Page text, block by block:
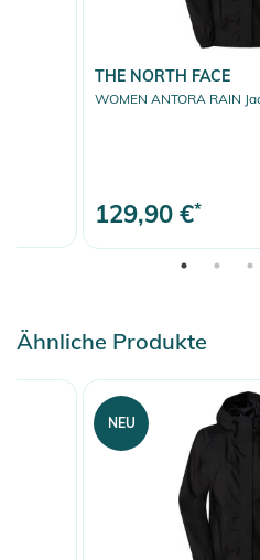
THE NORTH FACE
WOMEN ANTORA RAIN
129,90 €*
Ähnliche Produkte
NEU